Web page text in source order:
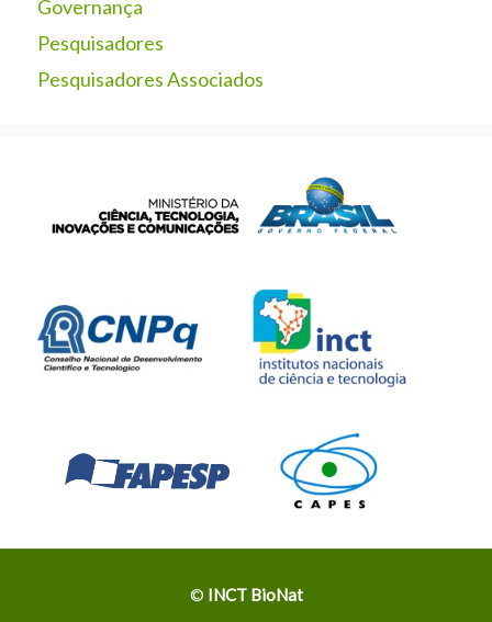
Governança
Pesquisadores
Pesquisadores Associados
© INCT BioNat